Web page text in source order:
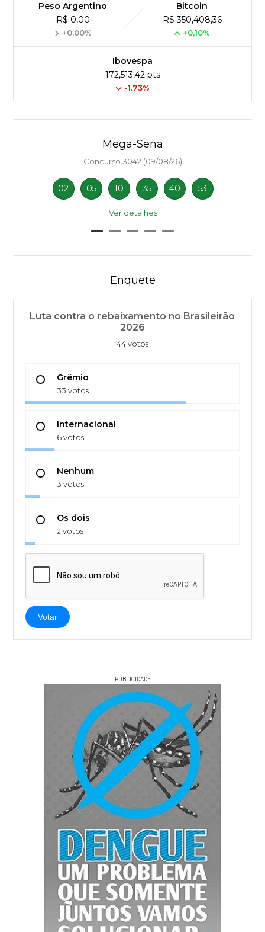
Peso Argentino
R$ 0,00
+0,00%
Bitcoin
R$ 350,408,36
+0,10%
Ibovespa
172,513,42 pts
-1.73%
Mega-Sena
Concurso 3042 (09/08/26)
02 05 10 35 40 53
Ver detalhes
Enquete
Luta contra o rebaixamento no Brasileirão
2026
44 votos
Grêmio
33 votos
Internacional
6 votos
Nenhum
3 votos
Os dois
2 votos
Votar
PUBLICIDADE